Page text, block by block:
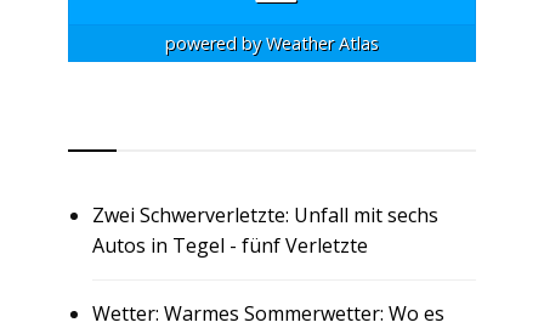
powered byWeather Atlas
Zwei Schwerverletzte: Unfall mit sechs
Autos in Tegel - fünf Verletzte
Wetter: Warmes Sommerwetter: Wo es